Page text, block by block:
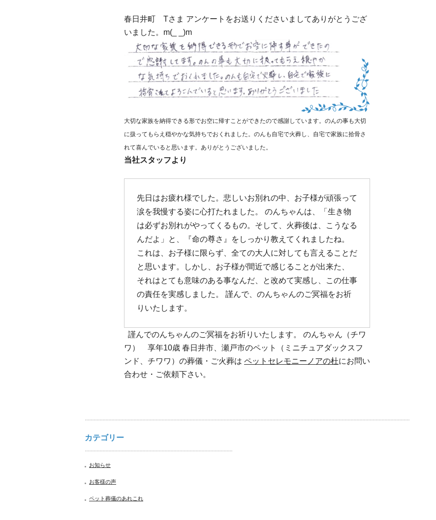
春日井町 Tさま アンケートをお送りくださいましてありがとうござ
いました。m(_ _)m
大切な家族を納得できる形でお空に帰すことができたので感謝しています。のんの事も大切
に扱ってもらえ穏やかな気持ちでおくれました。のんも自宅で火葬し、自宅で家族に拾骨さ
れて喜んでいると思います。ありがとうございました。
当社スタッフより
先日はお疲れ様でした。悲しいお別れの中、お子様が頑張って
涙を我慢する姿に心打たれました。 のんちゃんは、「生き物
は必ずお別れがやってくるもの。そして、火葬後は、こうなる
んだよ」と、『命の尊さ』をしっかり教えてくれましたね。
これは、お子様に限らず、全ての大人に対しても言えることだ
と思います。しかし、お子様が間近で感じることが出来た、
それはとても意味のある事なんだ、と改めて実感し、この仕事
の責任を実感しました。 謹んで、のんちゃんのご冥福をお祈
りいたします。
謹んでのんちゃんのご冥福をお祈りいたします。 のんちゃん（チワ
ワ） 享年10歳 春日井市、瀬戸市のペット（ミニチュアダックスフ
ンド、チワワ）の葬儀・ご火葬は ペットセレモニーノアの杜にお問い
合わせ・ご依頼下さい。
カテゴリー
お知らせ
お客様の声
ペット葬儀のあれこれ